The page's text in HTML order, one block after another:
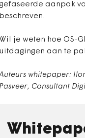
gefaseerde aanpak
beschreven.
Wil je weten hoe OS-
uitdagingen aan te
whitepaper:
Pasveer, Consultant